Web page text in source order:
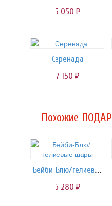
5 050 руб.
Серенада
7 150 руб.
Похожие
Бейби-Блю/гелиевые шары
6 280 руб.